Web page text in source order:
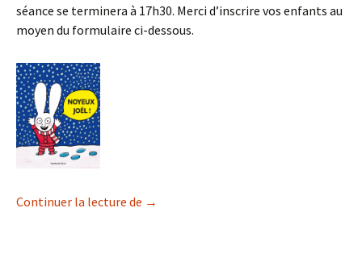
séance se terminera à 17h30. Merci d’inscrire vos enfants au
moyen du formulaire ci-dessous.
Continuer la lecture de L’Heure du Conte à Collonge Mardi 15
→